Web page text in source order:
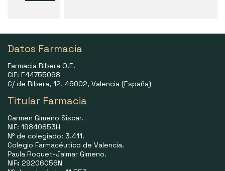
Datos Farmacia
Farmacia Ribera O.E.
CIF: E44755098
C/ de Ribera, 12, 46002, Valencia (España)
Titular Farmacia
Carmen Gimeno Siscar.
NIF: 19840853H
Nº de colegiado: 3.411.
Colegio Farmacéutico de Valencia.
Paula Roquet-Jalmar Gimeno.
NIF: 29206056N